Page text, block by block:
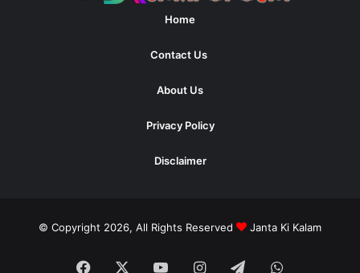
Home
Contact Us
About Us
Privacy Policy
Disclaimer
© Copyright 2026, All Rights Reserved Janta Ki Kalam
Facebook YouTubeInstagram
TelegramWhatsApp